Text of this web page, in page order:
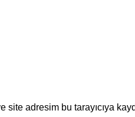
site adresim bu tarayıcıya